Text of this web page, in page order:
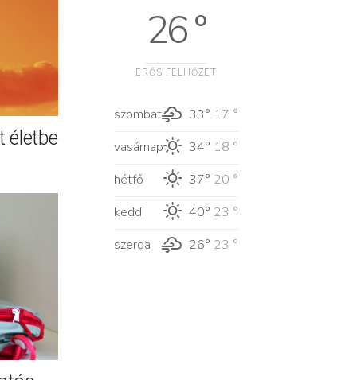
életbe
26 °
ERŐS FELHŐZET
szombat 33° 17 °
vasárnap
34° 18 °
hétfő
37° 20 °
kedd
40° 23 °
szerda
26° 23 °